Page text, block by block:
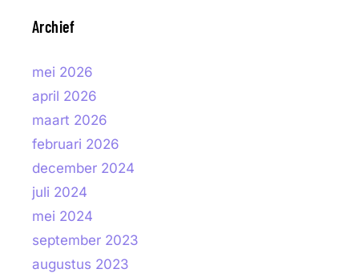
Archief
mei 2026
april 2026
maart 2026
februari 2026
december 2024
juli 2024
mei 2024
september 2023
augustus 2023